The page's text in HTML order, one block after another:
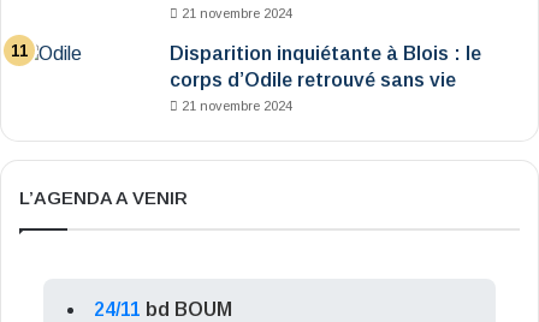
21 novembre 2024
Disparition inquiétante à Blois : le
corps d’Odile retrouvé sans vie
21 novembre 2024
L’AGENDA A VENIR
24/11 bd BOUM